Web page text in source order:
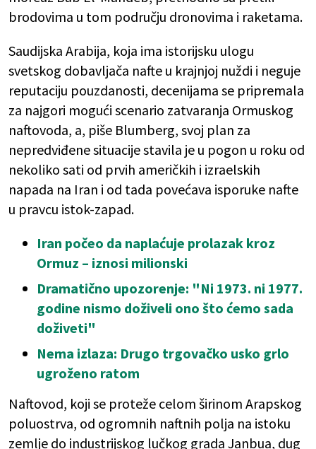
brodovima u tom području dronovima i raketama.
Saudijska Arabija, koja ima istorijsku ulogu
svetskog dobavljača nafte u krajnjoj nuždi i neguje
reputaciju pouzdanosti, decenijama se pripremala
za najgori mogući scenario zatvaranja Ormuskog
naftovoda, a, piše Blumberg, svoj plan za
nepredviđene situacije stavila je u pogon u roku od
nekoliko sati od prvih američkih i izraelskih
napada na Iran i od tada povećava isporuke nafte
u pravcu istok-zapad.
Iran počeo da naplaćuje prolazak kroz
Ormuz – iznosi milionski
Dramatično upozorenje: "Ni 1973. ni 1977.
godine nismo doživeli ono što ćemo sada
doživeti"
Nema izlaza: Drugo trgovačko usko grlo
ugroženo ratom
Naftovod, koji se proteže celom širinom Arapskog
poluostrva, od ogromnih naftnih polja na istoku
zemlje do industrijskog lučkog grada Janbua, dug